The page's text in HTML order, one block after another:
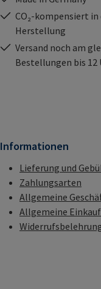
CO₂-kompensiert in
Herstellung
Versand noch am
Bestellungen bis 12
Informationen
Lieferung und
Zahlungsarten
Allgemeine
Allgemeine